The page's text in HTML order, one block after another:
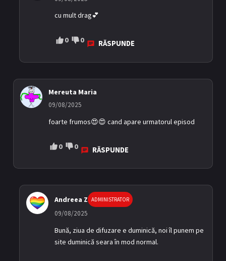
cu mult drag💕
0 0 RĂSPUNDE
Mereuta Maria
09/08/2025
foarte frumos😍😍 cand apare urmatorul episod
0 0 RĂSPUNDE
Andreea Z ADMINISTRATOR
09/08/2025
Bună, ziua de difuzare e duminică, noi îl punem pe
site duminică seara în mod normal.